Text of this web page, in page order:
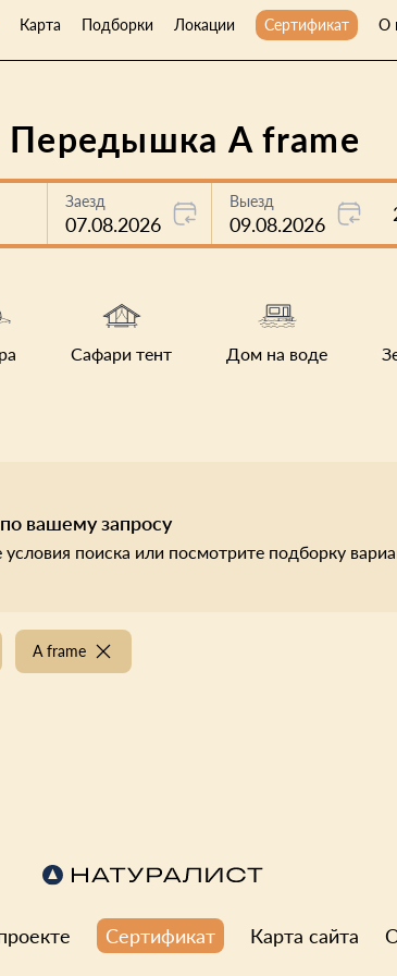
Карта Подборки Локации Сертификат О
Передышка A frame
Заезд
07.08.2026
Выезд
09.08.2026
Сафари тент Дом на воде
вашему запросу
поиска или посмотрите подборку
A frame
Сертификат Карта сайта